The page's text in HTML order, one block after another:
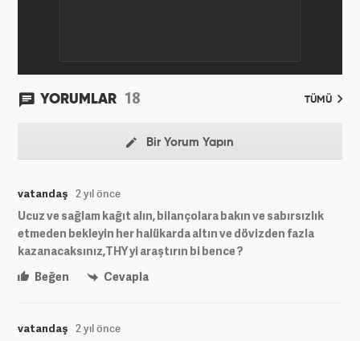
YORUMLAR 18 TÜMÜ
Bir Yorum Yapın
vatandaş 2 yıl önce
Ucuz ve sağlam kağıt alın, bilançolara bakın ve sabırsızlık
etmeden bekleyin her halükarda altın ve dövizden fazla
kazanacaksınız,THY yi araştırın bi bence ?
Beğen
Cevapla
vatandaş 2 yıl önce